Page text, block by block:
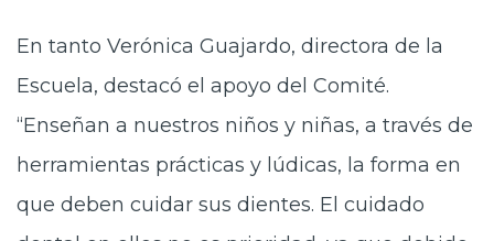
En tanto Verónica Guajardo, directora de la
Escuela, destacó el apoyo del Comité.
“Enseñan a nuestros niños y niñas, a través de
herramientas prácticas y lúdicas, la forma en
que deben cuidar sus dientes. El cuidado